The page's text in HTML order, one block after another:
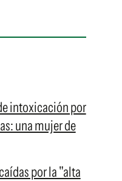
intoxicación por
una mujer de
por la "alta